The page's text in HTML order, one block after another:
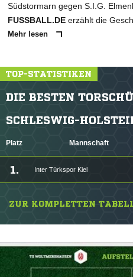
Südstormarn gegen S.I.G.
FUSSBALL.DE erzählt die
Mehr lesen
TOP-STATISTIKEN
DIE BESTEN
SCHLESWIG-
Platz Mannschaft
1. Inter Türkspor Kiel
ZUR KOMPLETTEN